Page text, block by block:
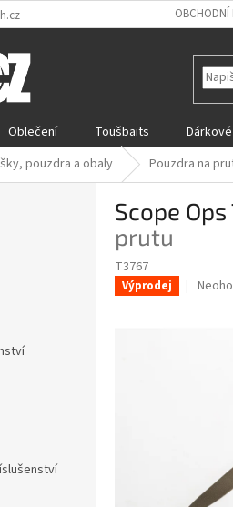
Oblečení Toušbaits
pouzdra a obaly Pouzdra na
Scope Ops
prutu
T3767
Výprodej